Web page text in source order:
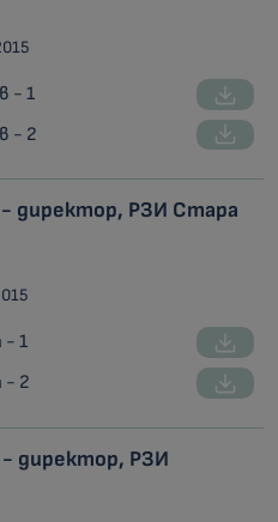
- 1
- 2
директор, РЗИ Стара
- 1
- 2
директор, РЗИ